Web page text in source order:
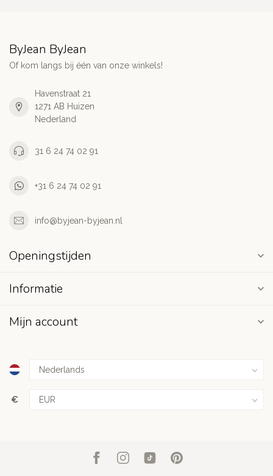
ByJean ByJean
Of kom langs bij één van onze winkels!
Havenstraat 21
1271 AB Huizen
Nederland
31 6 24 74 02 91
+31 6 24 74 02 91
info@byjean-byjean.nl
Openingstijden
Informatie
Mijn account
€